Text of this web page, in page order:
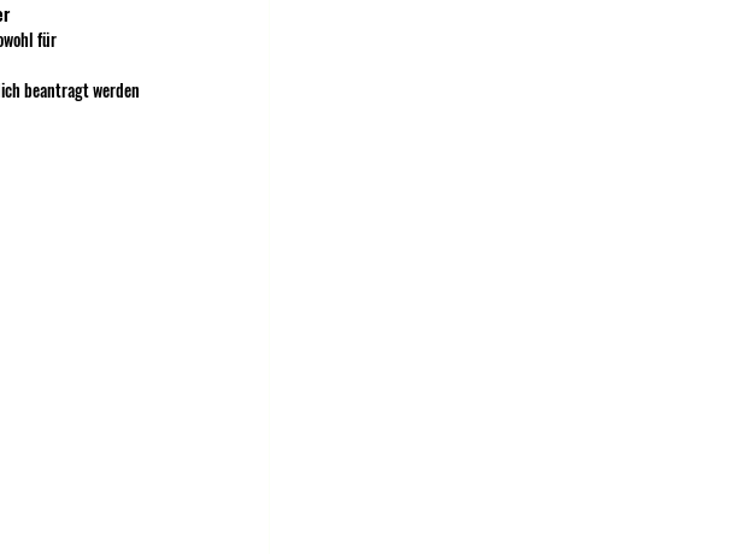
für
beantragt werden